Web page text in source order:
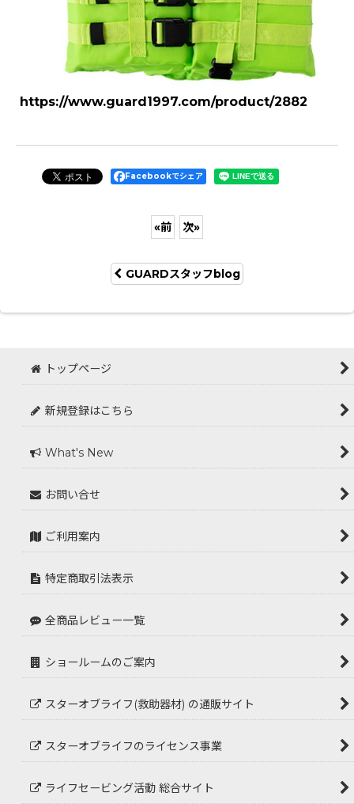
https://www.guard1997.com/product/2882
Facebookでシェア
«前 次»
GUARDスタッフblog
トップページ
新規登録はこちら
What's New
お問い合せ
ご利用案内
特定商取引法表示
全商品レビュー一覧
ショールームのご案内
スターオブライフ(救助器材) の通販サイト
スターオブライフのライセンス事業
ライフセービング活動 総合サイト